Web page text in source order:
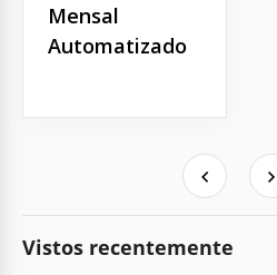
Mensal
Automatizado
Vistos recentemente